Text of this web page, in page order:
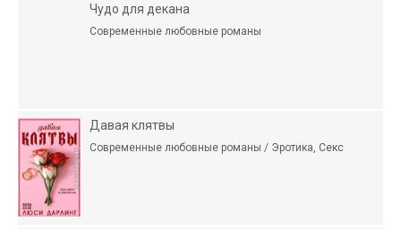
Чудо для декана
Современные любовные романы
Давая клятвы
Современные любовные романы / Эротика, Секс